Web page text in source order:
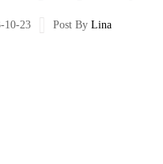
10-23 Post By Lina